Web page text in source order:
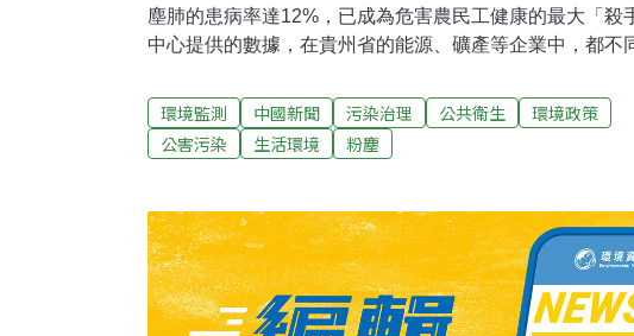
塵肺的患病率達12%，已成為危害農民工健康的最大「殺
中心提供的數據，在貴州省的能源、礦產等企業中，都不
病的患病率居高不下。
環境監測 中國新聞 污染治理 公共衛生
環境政策
公害污染
生活環境 粉塵